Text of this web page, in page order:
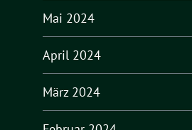
Mai 2024
April 2024
März 2024